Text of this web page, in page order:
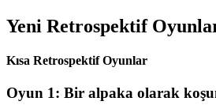
Yeni Retrospektif
Kısa Retrospektif Oyunlar
Oyun 1: Bir alpaka olarak